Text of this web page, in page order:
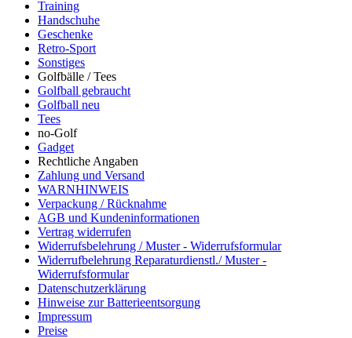
Training
Handschuhe
Geschenke
Retro-Sport
Sonstiges
Golfbälle / Tees
Golfball gebraucht
Golfball neu
Tees
no-Golf
Gadget
Rechtliche Angaben
Zahlung und Versand
WARNHINWEIS
Verpackung / Rücknahme
AGB und Kundeninformationen
Vertrag widerrufen
Widerrufsbelehrung / Muster - Widerrufsformular
Widerrufbelehrung Reparaturdienstl./ Muster -
Widerrufsformular
Datenschutzerklärung
Hinweise zur Batterieentsorgung
Impressum
Preise